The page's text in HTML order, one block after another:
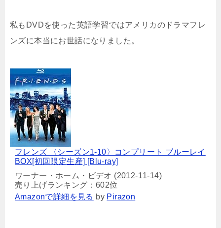
私もDVDを使った英語学習ではアメリカのドラマフレ
ンズに本当にお世話になりました。
フレンズ 〈シーズン1-10〉コンプリート ブルーレイ
BOX[初回限定生産] [Blu-ray]
ワーナー・ホーム・ビデオ (2012-11-14)
売り上げランキング：602位
Amazonで詳細を見る by Pirazon